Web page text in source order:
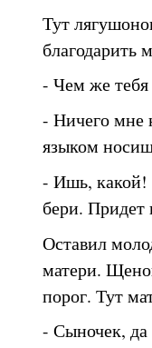
Тут
благодарить
- Чем же тебя
- Ничего мне
языком
- Ишь, какой!
бери.
Оставил
матери.
порог. Тут
- Сыночек,